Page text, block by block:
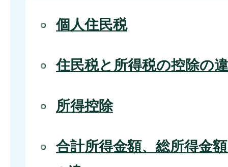
個人住民税
住民税と所得税の控除の
所得控除
合計所得金額、総所得金